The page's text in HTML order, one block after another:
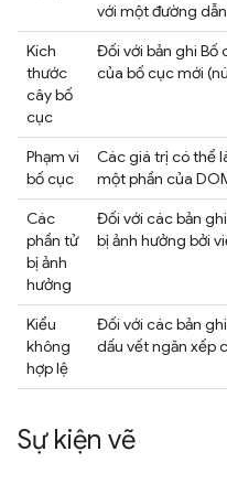
với một đường
Kích
thước
cây bố
cục
Đối với bản ghi
của bố cục mới
Phạm vi
bố cục
Các giá trị có thể
một phần của
Các
phần tử
bị ảnh
hưởng
Đối với các bản
bị ảnh hưởng bởi
Kiểu
không
hợp lệ
Đối với các bản
dấu vết ngăn xếp
Sự kiện vẽ